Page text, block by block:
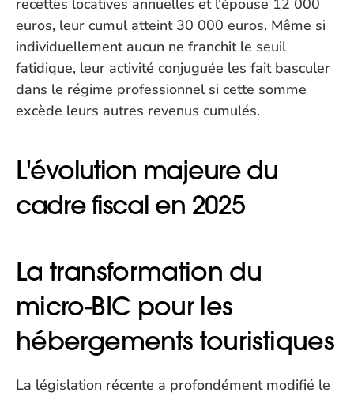
recettes locatives annuelles et l'épouse 12 000
euros, leur cumul atteint 30 000 euros. Même si
individuellement aucun ne franchit le seuil
fatidique, leur activité conjuguée les fait basculer
dans le régime professionnel si cette somme
excède leurs autres revenus cumulés.
L'évolution majeure du
cadre fiscal en 2025
La transformation du
micro-BIC pour les
hébergements touristiques
La législation récente a profondément modifié le